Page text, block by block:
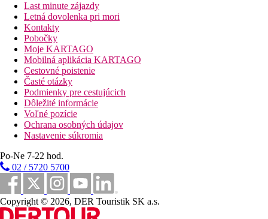
Last minute zájazdy
Letná dovolenka pri mori
Kontakty
Pobočky
Moje KARTAGO
Mobilná aplikácia KARTAGO
Cestovné poistenie
Časté otázky
Podmienky pre cestujúcich
Dôležité informácie
Voľné pozície
Ochrana osobných údajov
Nastavenie súkromia
Po-Ne 7-22 hod.
02 / 5720 5700
Copyright © 2026, DER Touristik SK a.s.